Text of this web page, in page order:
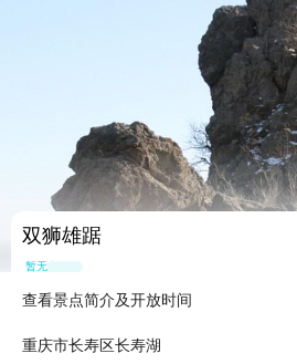
双狮雄踞
暂无点评
查看景点简介及开放时间
重庆市长寿区长寿湖